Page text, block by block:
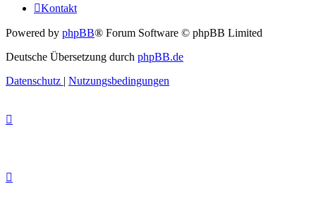
Kontakt
Powered by phpBB® Forum Software © phpBB Limited
Deutsche Übersetzung durch phpBB.de
Datenschutz | Nutzungsbedingungen